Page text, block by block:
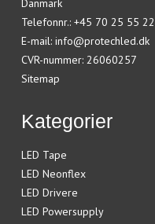
Danmark
Telefonnr.: +45 70 25 55 22
E-mail: info@protechled.dk
CVR-nummer: 26060257
Sitemap
Kategorier
LED Tape
LED Neonflex
LED Drivere
LED Powersupply